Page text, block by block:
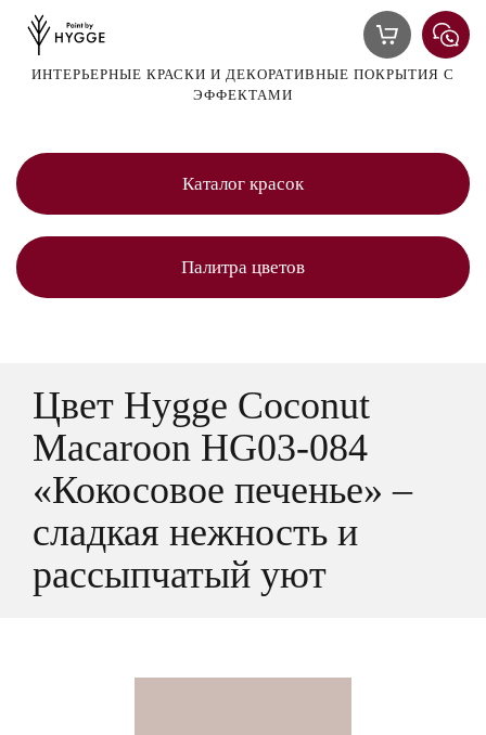
ИНТЕРЬЕРНЫЕ КРАСКИ И ДЕКОРАТИВНЫЕ ПОКРЫТИЯ С
ЭФФЕКТАМИ
Каталог красок
Палитра цветов
Цвет Hygge Coconut
Macaroon HG03-084
«Кокосовое печенье» –
сладкая нежность и
рассыпчатый уют